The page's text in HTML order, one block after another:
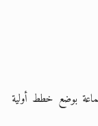
بوضع خطط أولية